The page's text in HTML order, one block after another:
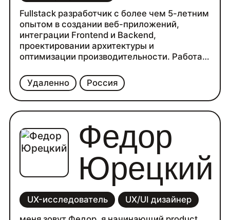
Удаленно Россия
Fullstack разработчик с более чем 5-летним
опытом в создании веб-приложений,
интеграции Frontend и Backend,
проектировании архитектуры и
оптимизации производительности. Работал
TypeScript, Node.js, Go и Web3-
интеграциями. Ориентирован на результат,
стабильность кода и пользовательский
опыт. Ищу возможности в продуктовой
где смогу развивать проекты от идеи до
полной реализации.Федор
Юрецкий
UX-исследователь
UX/UI дизайнер